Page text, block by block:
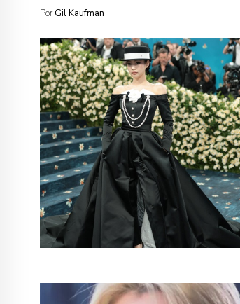
Por Gil Kaufman